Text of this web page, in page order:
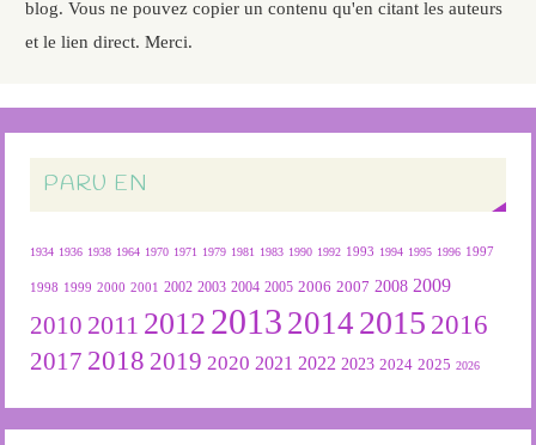
blog. Vous ne pouvez copier un contenu qu'en citant les auteurs
et le lien direct. Merci.
PARU EN
1934 1936 1938 1964 1970 1971 1979 1981 1983 1990 1992 1993 1994 1995 1996 1997
1998 1999 2000 2001 2002 2003 2004 2005 2006 2007 2008 2009
2010 2011 2012 2013 2014 2015 2016
2017 2018 2019 2020 2021 2022 2023 2024 2025 2026